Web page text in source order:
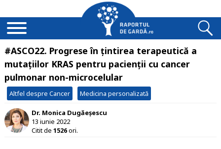
#ASCO22. Progrese în ţintirea terapeutică a
mutaţiilor KRAS pentru pacienţii cu cancer
pulmonar non-microcelular
Altfel despre Cancer Medicina personalizată
Dr. Monica Dugăeșescu
13 iunie 2022
Citit de 1526ori.